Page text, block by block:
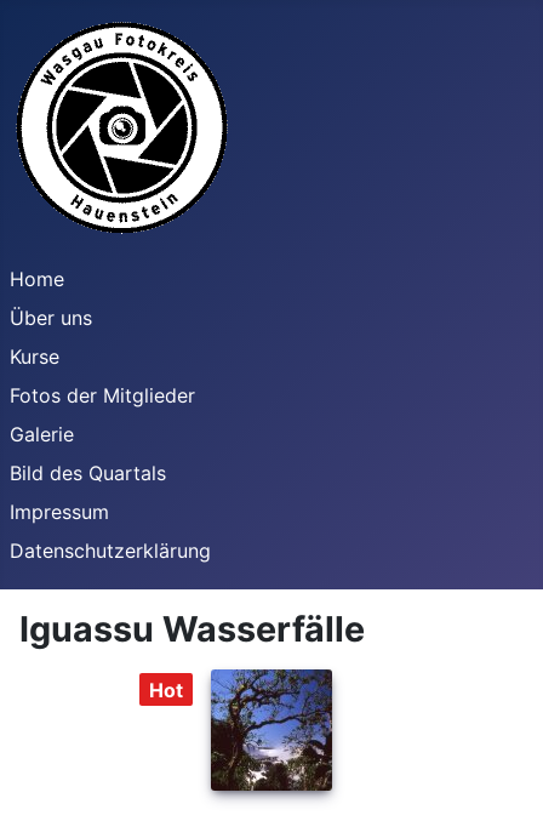
Home
Über uns
Kurse
Fotos der Mitglieder
Galerie
Bild des Quartals
Impressum
Datenschutzerklärung
Iguassu Wasserfälle
Hot